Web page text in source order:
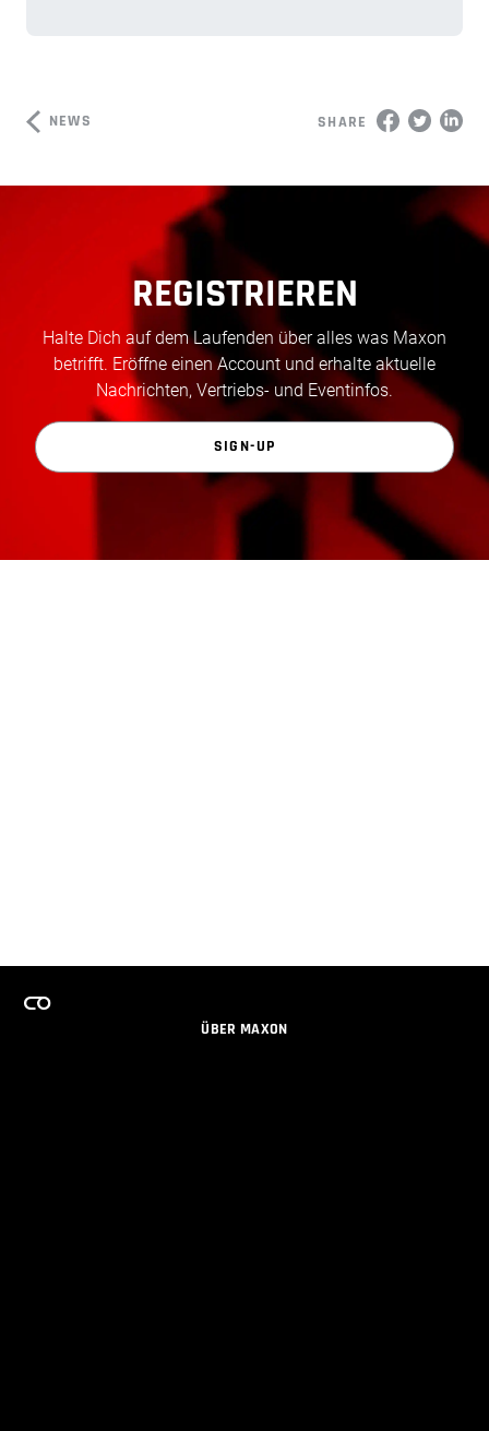
NEWS SHARE
REGISTRIEREN
Halte Dich auf dem Laufenden über alles was Maxon
betrifft. Eröffne einen Account und erhalte aktuelle
Nachrichten, Vertriebs- und Eventinfos.
SIGN-UP
ÜBER MAXON